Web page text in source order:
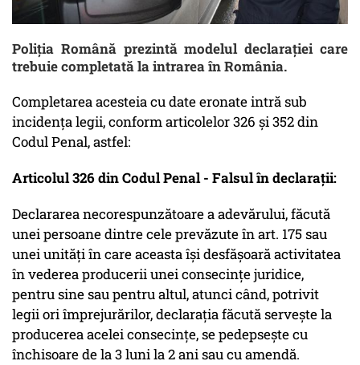
Poliţia Română prezintă modelul declarației care
trebuie completată la intrarea în România.
Completarea acesteia cu date eronate intră sub
incidența legii, conform articolelor 326 și 352 din
Codul Penal, astfel:
Articolul 326 din Codul Penal - Falsul în declarații:
Declararea necorespunzătoare a adevărului, făcută
unei persoane dintre cele prevăzute în art. 175 sau
unei unități în care aceasta își desfășoară activitatea
în vederea producerii unei consecințe juridice,
pentru sine sau pentru altul, atunci când, potrivit
legii ori împrejurărilor, declarația făcută servește la
producerea acelei consecințe, se pedepsește cu
închisoare de la 3 luni la 2 ani sau cu amendă.